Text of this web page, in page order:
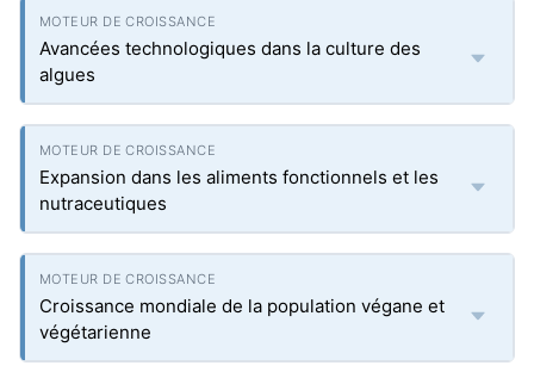
Avancées technologiques dans la culture des
algues
Expansion dans les aliments fonctionnels et les
nutraceutiques
Croissance mondiale de la population végane et
végétarienne